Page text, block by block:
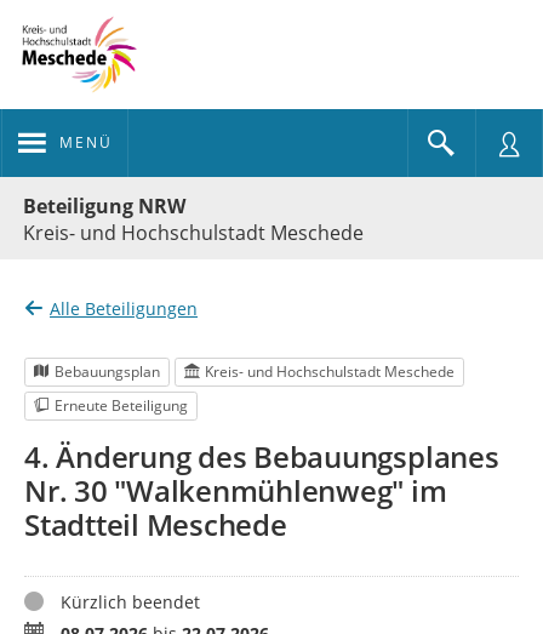
MENÜ
Beteiligung NRW
Kreis- und Hochschulstadt Meschede
Alle Beteiligungen
Bebauungsplan
Kreis- und Hochschulstadt Meschede
Erneute Beteiligung
4. Änderung des Bebauungsplanes
Nr. 30 "Walkenmühlenweg" im
Stadtteil Meschede
StatusKürzlich beendet